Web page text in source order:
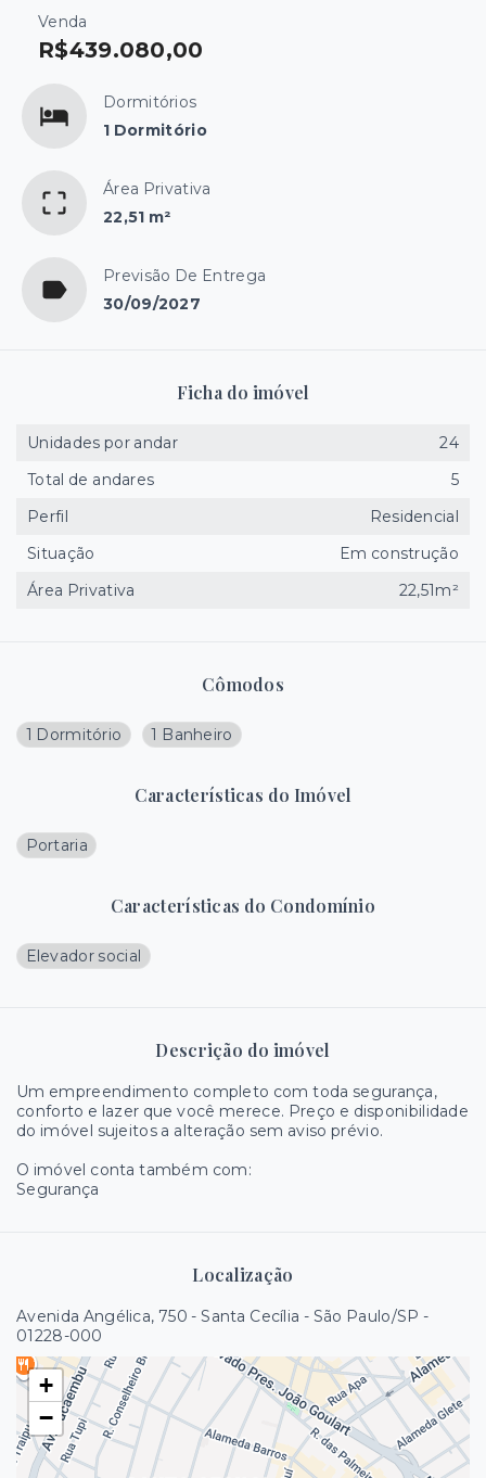
Venda
R$439.080,00
Dormitórios
1 Dormitório
Área Privativa
22,51 m²
Previsão De Entrega
30/09/2027
Cômodos
1 Dormitório 1 Banheiro
Características do Imóvel
Portaria
Características do Condomínio
Elevador social
Descrição do imóvel
Um empreendimento completo com toda segurança,
conforto e lazer que você merece. Preço e disponibilidade
do imóvel sujeitos a alteração sem aviso prévio.
O imóvel conta também com:
Segurança
Localização
Avenida Angélica, 750 - Santa Cecília - São Paulo/SP -
01228-000
+
−
Ficha do imóvel
Unidades por andar
24
Total de andares
5
Perfil
Residencial
Situação
Em construção
Área Privativa
22,51m²